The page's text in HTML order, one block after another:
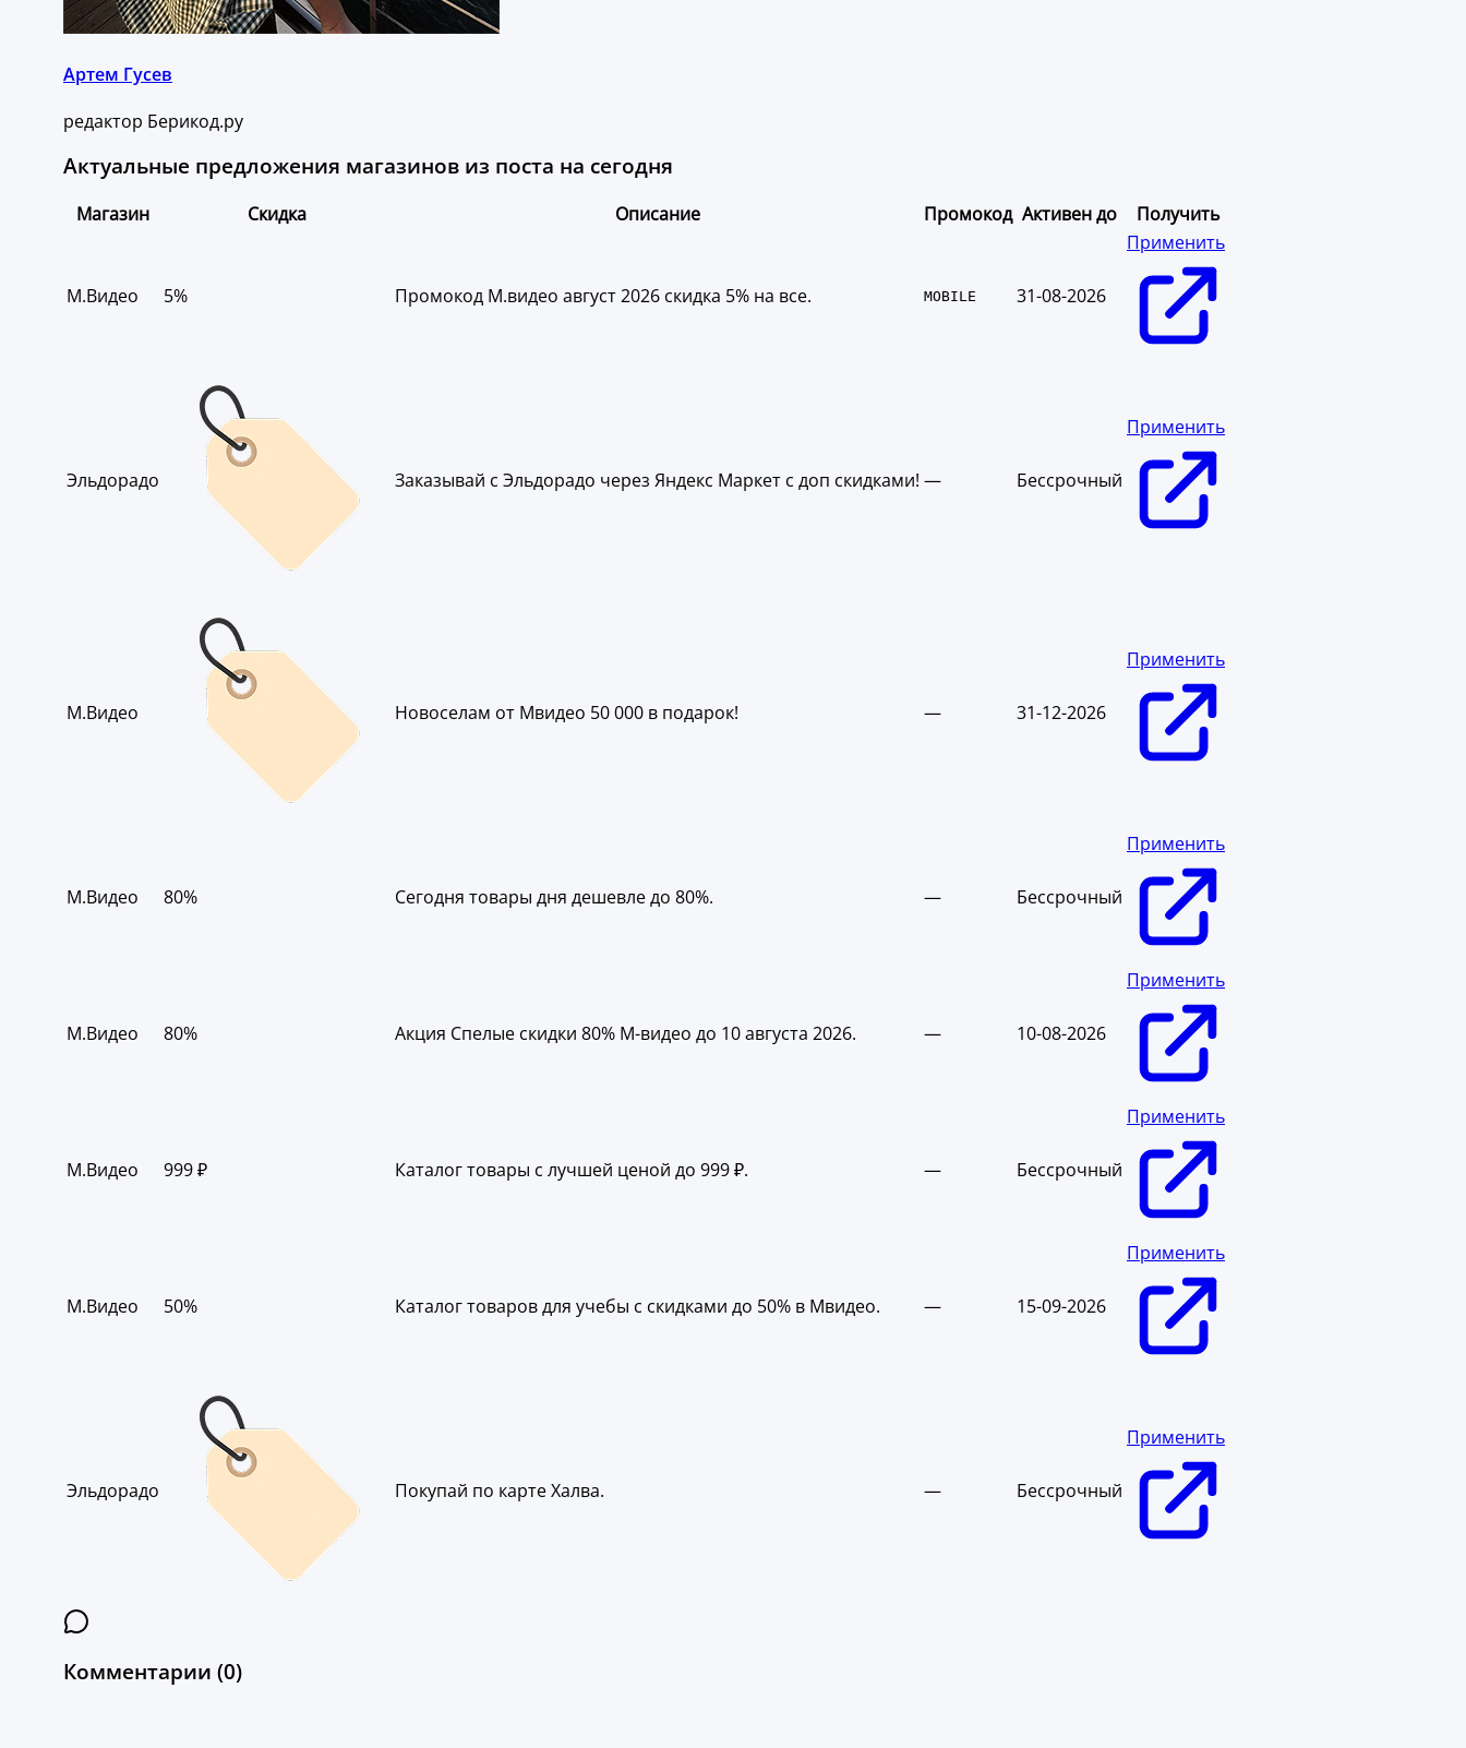
Артем Гусев
редактор Берикод.ру
Актуальные предложения магазинов из поста на сегодня
Магазин Скидка Описание Промокод Активен до Получить
М.Видео 5% Промокод М.видео август 2026 скидка 5% на все. MOBILE 31-08-2026
Применить
Эльдорадо Заказывай с Эльдорадо через Яндекс Маркет с доп скидками! — Бессрочный
Применить
М.Видео Новоселам от Мвидео 50 000 в подарок! — 31-12-2026
Применить
М.Видео 80% Сегодня товары дня дешевле до 80%. — Бессрочный
Применить
М.Видео 80% Акция Спелые скидки 80% М-видео до 10 августа 2026. — 10-08-2026
Применить
М.Видео 999 ₽ Каталог товары с лучшей ценой до 999 ₽. — Бессрочный
Применить
М.Видео 50% Каталог товаров для учебы с скидками до 50% в Мвидео. — 15-09-2026
Применить
Эльдорадо Покупай по карте Халва. — Бессрочный
Применить
Комментарии (0)